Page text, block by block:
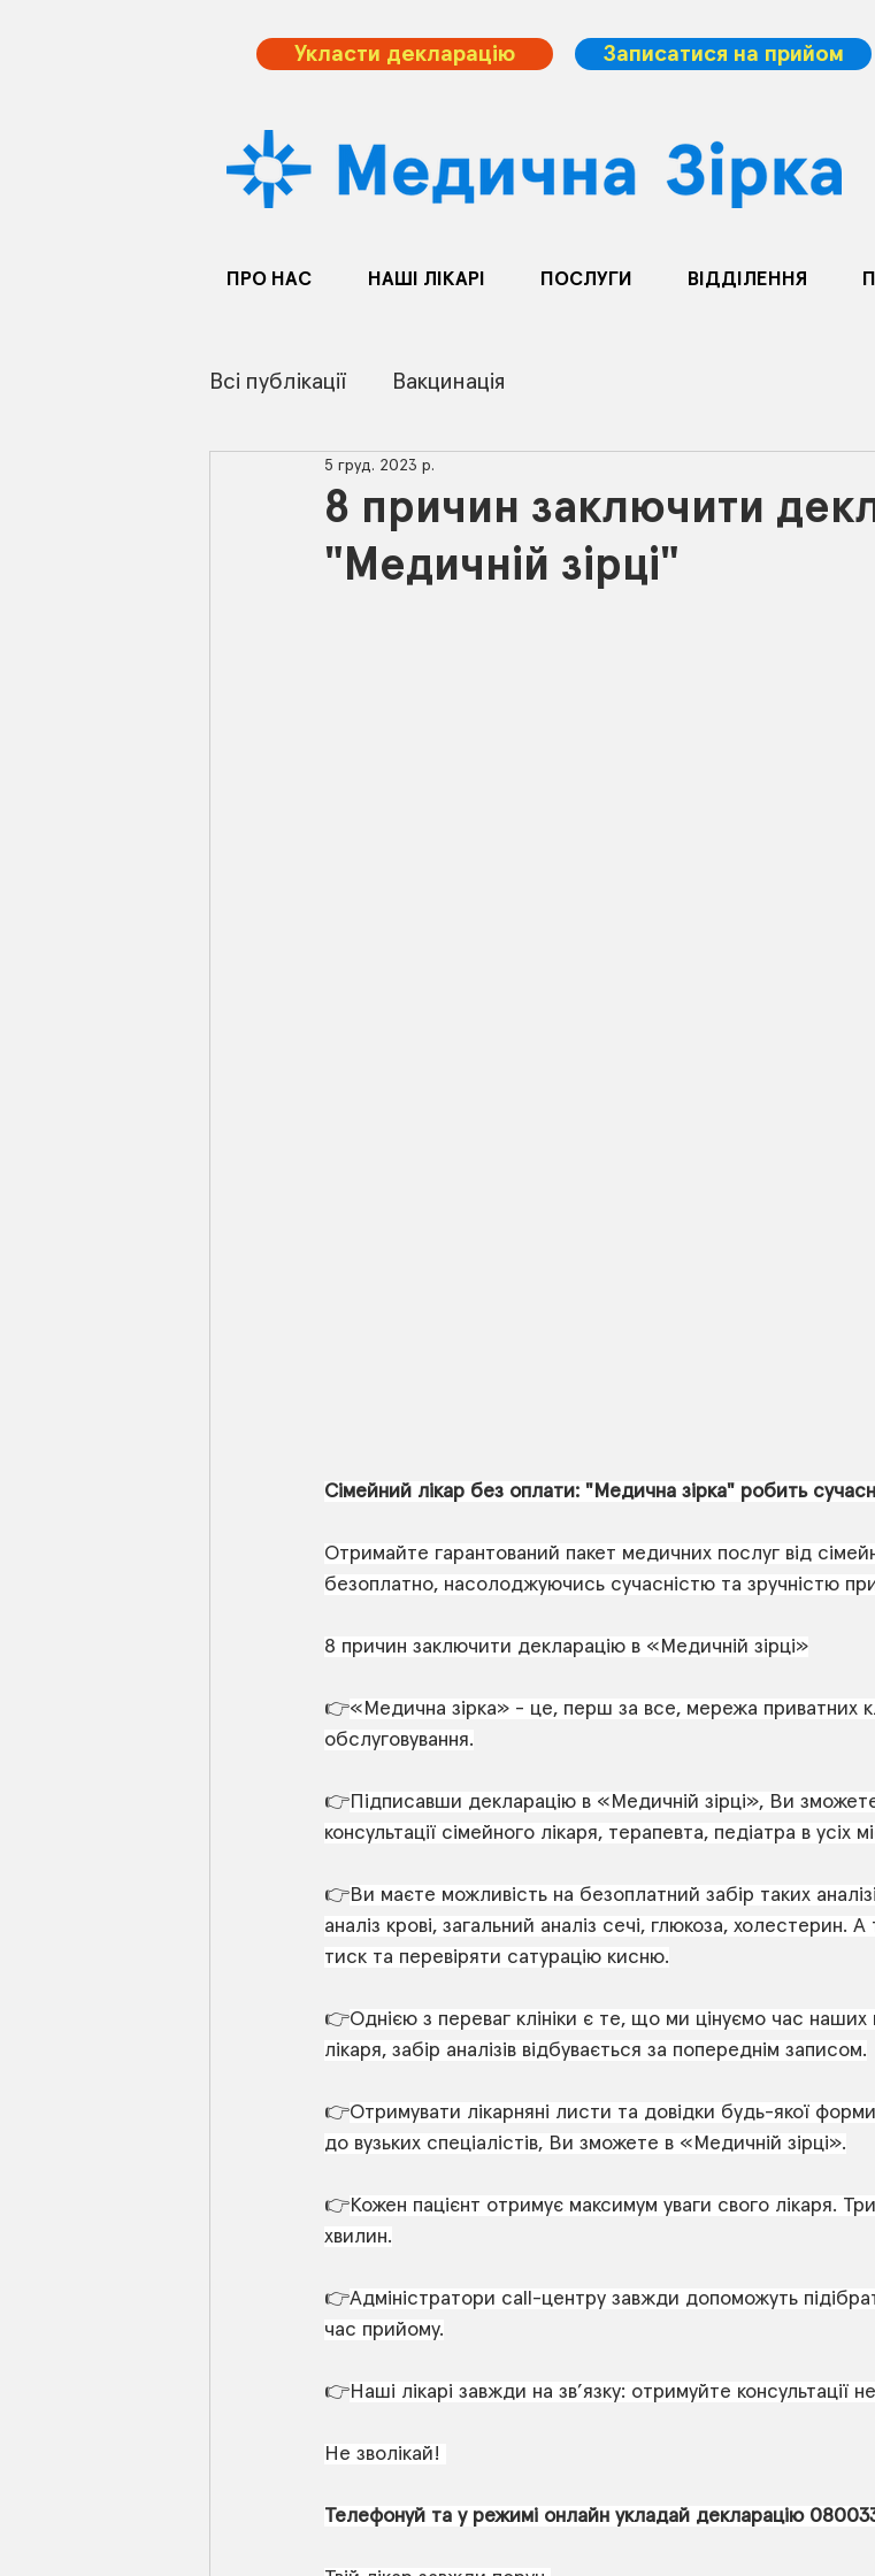
Укласти декларацію Записатися на прийом
ПРО НАС НАШІ ЛІКАРІ ПОСЛУГИ ВІДДІЛЕННЯ
Всі публікації Вакцинація
8 причин заключити
"Медичній зірці"
5 груд. 2023 р.
Сімейний лікар без оплати: "Медична зірка" робить
Отримайте гарантований пакет медичних послуг від
безоплатно, насолоджуючись сучасністю та зручністю
8 причин заключити декларацію в «Медичній зірці»
👉«Медична зірка» - це, перш за все, мережа приватних
обслуговування.
👉Підписавши декларацію в «Медичній зірці», Ви
консультації сімейного лікаря, терапевта, педіатра в усіх
👉Ви маєте можливість на безоплатний забір таких
аналіз крові, загальний аналіз сечі, глюкоза,
тиск та перевіряти сатурацію кисню.
👉Однією з переваг клініки є те, що ми цінуємо час наших
лікаря, забір аналізів відбувається за попереднім записом.
👉Отримувати лікарняні листи та довідки будь-якої
до вузьких спеціалістів, Ви зможете в «Медичній зірці».
👉Кожен пацієнт отримує максимум уваги свого лікаря.
хвилин.
👉Адміністратори call-центру завжди допоможуть
час прийому.
👉Наші лікарі завжди на зв’язку: отримуйте консультації
Не зволікай!
Телефонуй та у режимі онлайн укладай декларацію